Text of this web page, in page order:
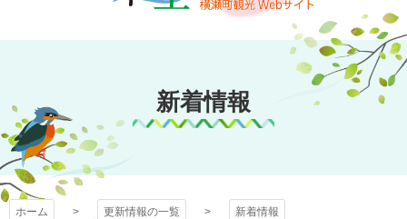
文
キ
プ
歩楽～里（ぶら～
り）よこぜ
新着情報
ホーム 更新情報の一覧
新着情報